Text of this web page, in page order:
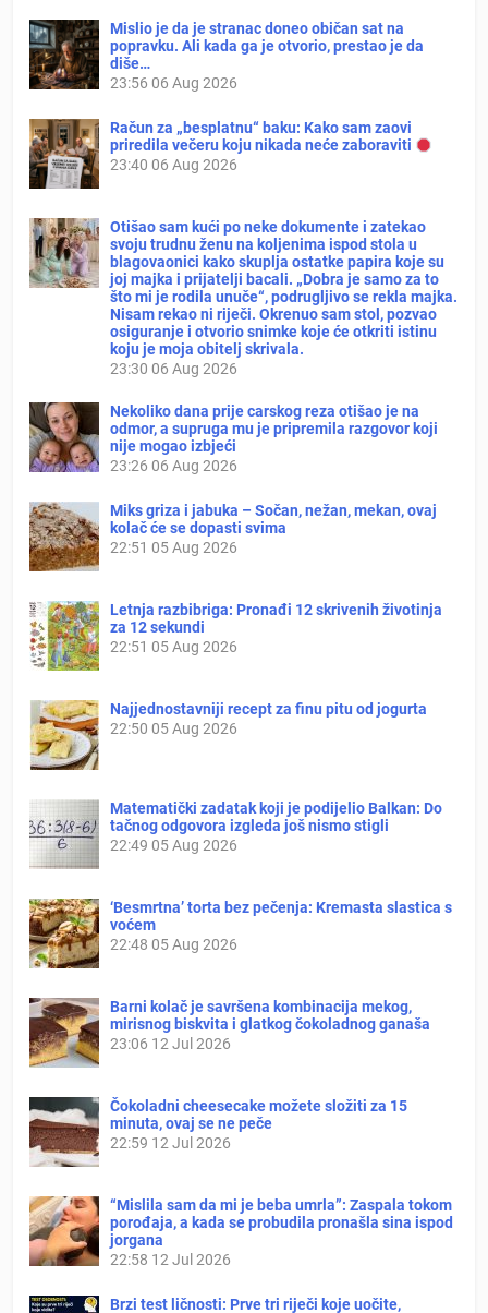
Mislio je da je stranac doneo običan sat na
popravku. Ali kada ga je otvorio, prestao je da
diše…
23:56 06 Aug 2026
Račun za „besplatnu“ baku: Kako sam zaovi
priredila večeru koju nikada neće zaboraviti
23:40 06 Aug 2026
Otišao sam kući po neke dokumente i zatekao
svoju trudnu ženu na koljenima ispod stola u
blagovaonici kako skuplja ostatke papira koje su
joj majka i prijatelji bacali. „Dobra je samo za to
što mi je rodila unuče“, podrugljivo se rekla majka.
Nisam rekao ni riječi. Okrenuo sam stol, pozvao
osiguranje i otvorio snimke koje će otkriti istinu
koju je moja obitelj skrivala.
23:30 06 Aug 2026
Nekoliko dana prije carskog reza otišao je na
odmor, a supruga mu je pripremila razgovor koji
nije mogao izbjeći
23:26 06 Aug 2026
Miks griza i jabuka – Sočan, nežan, mekan, ovaj
kolač će se dopasti svima
22:51 05 Aug 2026
Letnja razbibriga: Pronađi 12 skrivenih životinja
za 12 sekundi
22:51 05 Aug 2026
Najjednostavniji recept za finu pitu od jogurta
22:50 05 Aug 2026
Matematički zadatak koji je podijelio Balkan: Do
tačnog odgovora izgleda još nismo stigli
22:49 05 Aug 2026
‘Besmrtna’ torta bez pečenja: Kremasta slastica s
voćem
22:48 05 Aug 2026
Barni kolač je savršena kombinacija mekog,
mirisnog biskvita i glatkog čokoladnog ganaša
23:06 12 Jul 2026
Čokoladni cheesecake možete složiti za 15
minuta, ovaj se ne peče
22:59 12 Jul 2026
“Mislila sam da mi je beba umrla”: Zaspala tokom
porođaja, a kada se probudila pronašla sina ispod
jorgana
22:58 12 Jul 2026
Brzi test ličnosti: Prve tri riječi koje uočite,